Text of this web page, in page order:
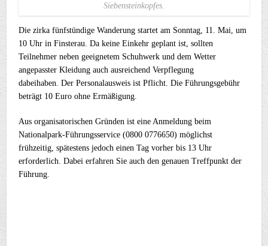
Siebensteinkopfes.
Die zirka fünfstündige Wanderung startet am Sonntag, 11. Mai, um
10 Uhr in Finsterau. Da keine Einkehr geplant ist, sollten
Teilnehmer neben geeignetem Schuhwerk und dem Wetter
angepasster Kleidung auch ausreichend Verpflegung
dabeihaben. Der Personalausweis ist Pflicht. Die Führungsgebühr
beträgt 10 Euro ohne Ermäßigung.
Aus organisatorischen Gründen ist eine Anmeldung beim
Nationalpark-Führungsservice (0800 0776650) möglichst
frühzeitig, spätestens jedoch einen Tag vorher bis 13 Uhr
erforderlich. Dabei erfahren Sie auch den genauen Treffpunkt der
Führung.